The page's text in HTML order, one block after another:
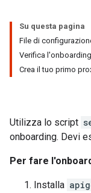
Su questa pagina
File di
Verifica l'onboarding
Crea il tuo primo
Utilizza lo script
onboarding. Devi
Per fare
Installa